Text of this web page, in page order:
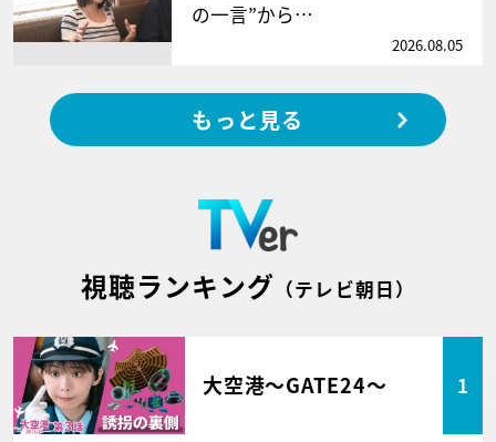
の一言”から…
2026.08.05
もっと見る
視聴ランキング （テレビ朝日）
大空港～GATE24～ 1